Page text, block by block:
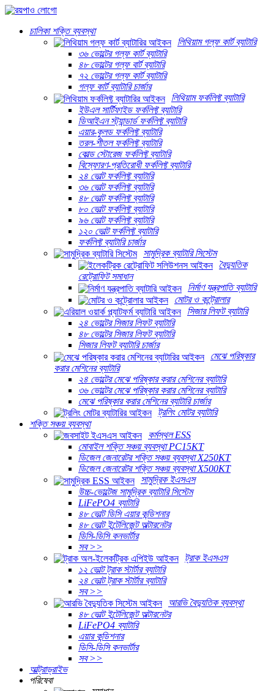
চালিকা শক্তি ব্যবস্থা
লিথিয়াম গল্ফ কার্ট ব্যাটারি
৩৬ ভোল্টের গল্ফ কার্ট ব্যাটারি
৪৮ ভোল্টের গল্ফ বার্ট ব্যাটারি
৭২ ভোল্টের গল্ফ কার্ট ব্যাটারি
গল্ফ কার্ট ব্যাটারি চার্জার
লিথিয়াম ফর্কলিফ্ট ব্যাটারি
ইউএল সার্টিফাইড ফর্কলিফ্ট ব্যাটারি
ডিআইএন স্ট্যান্ডার্ড ফর্কলিফ্ট ব্যাটারি
এয়ার-কুলড ফর্কলিফ্ট ব্যাটারি
তরল-শীতল ফর্কলিফ্ট ব্যাটারি
কোল্ড স্টোরেজ ফর্কলিফ্ট ব্যাটারি
বিস্ফোরণ-প্রতিরোধী ফর্কলিফ্ট ব্যাটারি
২৪ ভোল্ট ফর্কলিফ্ট ব্যাটারি
৩৬ ভোল্ট ফর্কলিফ্ট ব্যাটারি
৪৮ ভোল্ট ফর্কলিফ্ট ব্যাটারি
৮০ ভোল্ট ফর্কলিফ্ট ব্যাটারি
৯৬ ভোল্ট ফর্কলিফ্ট ব্যাটারি
১২০ ভোল্ট ফর্কলিফ্ট ব্যাটারি
ফর্কলিফ্ট ব্যাটারি চার্জার
সামুদ্রিক ব্যাটারি সিস্টেম
বৈদ্যুতিক
রেট্রোফিট সমাধান
নির্মাণ যন্ত্রপাতি ব্যাটারি
মোটর ও কন্ট্রোলার
সিজার লিফট ব্যাটারি
২৪ ভোল্টের সিজার লিফট ব্যাটারি
৪৮ ভোল্টের সিজার লিফট ব্যাটারি
সিজার লিফট ব্যাটারি চার্জার
মেঝে পরিষ্কার
করার মেশিনের ব্যাটারি
২৪ ভোল্টের মেঝে পরিষ্কার করার মেশিনের ব্যাটারি
৩৬ ভোল্টের মেঝে পরিষ্কার করার মেশিনের ব্যাটারি
মেঝে পরিষ্কার করার মেশিনের ব্যাটারি চার্জার
ট্রলিং মোটর ব্যাটারি
শক্তি সঞ্চয় ব্যবস্থা
কর্মস্থল ESS
মোবাইল শক্তি সঞ্চয় ব্যবস্থা PC15KT
ডিজেল জেনারেটর শক্তি সঞ্চয় ব্যবস্থা X250KT
ডিজেল জেনারেটর শক্তি সঞ্চয় ব্যবস্থা X500KT
সামুদ্রিক ইএসএস
উচ্চ-ভোল্টেজ সামুদ্রিক ব্যাটারি সিস্টেম
LiFePO4 ব্যাটারি
৪৮ ভোল্ট ডিসি এয়ার কন্ডিশনার
৪৮ ভোল্ট ইন্টেলিজেন্ট অল্টারনেটর
ডিসি-ডিসি কনভার্টার
সব >>
ট্রাক ইএসএস
১২ ভোল্ট ট্রাক স্টার্টার ব্যাটারি
২৪ ভোল্ট ট্রাক স্টার্টার ব্যাটারি
সব >>
আরভি বৈদ্যুতিক ব্যবস্থা
৪৮ ভোল্ট ইন্টেলিজেন্ট অল্টারনেটর
LiFePO4 ব্যাটারি
এয়ার কন্ডিশনার
ডিসি-ডিসি কনভার্টার
সব >>
আল্ট্রাড্রাইভ
পরিষেবা